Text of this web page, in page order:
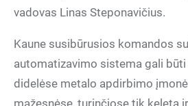
vadovas Linas Steponavičius.
Kaune susibūrusios komandos
automatizavimo sistema gali
didelėse metalo apdirbimo
mažesnėse, turinčiose tik keletą